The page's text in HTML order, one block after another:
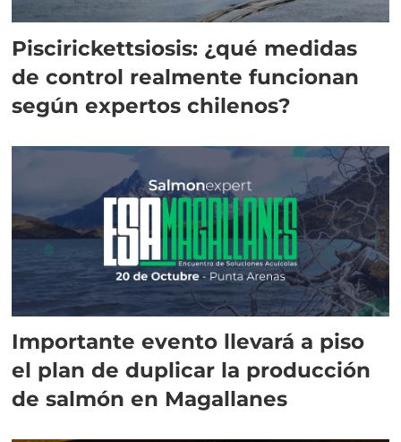
Piscirickettsiosis: ¿qué medidas
de control realmente funcionan
según expertos chilenos?
Importante evento llevará a piso
el plan de duplicar la producción
de salmón en Magallanes